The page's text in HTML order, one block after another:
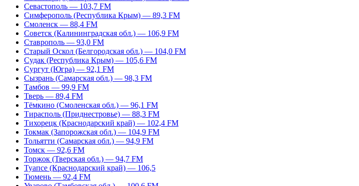
Севастополь — 103,7 FM
Симферополь (Республика Крым) — 89,3 FM
Смоленск — 88,4 FM
Советск (Калининградская обл.) — 106,9 FM
Ставрополь — 93,0 FM
Старый Оскол (Белгородская обл.) — 104,0 FM
Судак (Республика Крым) — 105,6 FM
Сургут (Югра) — 92,1 FM
Сызрань (Самарская обл.) — 98,3 FM
Тамбов — 99,9 FM
Тверь — 89,4 FM
Тёмкино (Смоленская обл.) — 96,1 FM
Тирасполь (Приднестровье) — 88,3 FM
Тихорецк (Краснодарский край) — 102,4 FM
Токмак (Запорожская обл.) — 104,9 FM
Тольятти (Самарская обл.) — 94,9 FM
Томск — 92,6 FM
Торжок (Тверская обл.) — 94,7 FM
Туапсе (Краснодарский край) — 106,5
Тюмень — 92,4 FM